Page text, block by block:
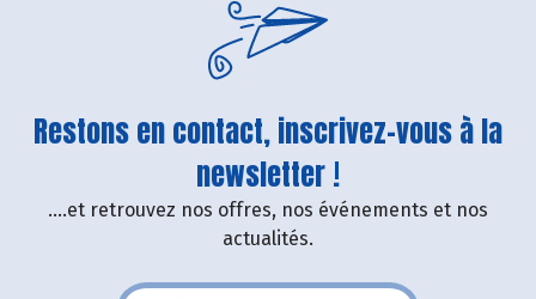
Restons en contact, inscrivez-vous à la
newsletter !
....et retrouvez nos offres, nos événements et nos
actualités.